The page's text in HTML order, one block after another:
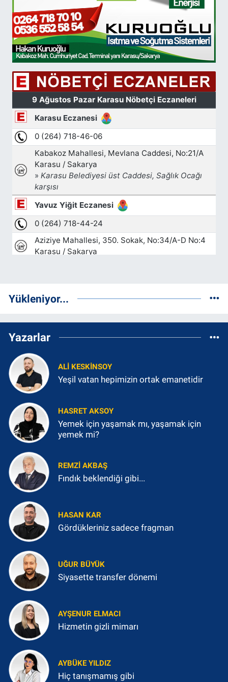
Yükleniyor...
Yazarlar
ALI KESKINSOY
Yeşil vatan hepimizin ortak emanetidir
HASRET AKSOY
Yemek için yaşamak mı, yaşamak için
yemek mi?
REMZI AKBAŞ
Fındık beklendiği gibi...
HASAN KAR
Gördükleriniz sadece fragman
UĞUR BÜYÜK
Siyasette transfer dönemi
AYŞENUR ELMACI
Hizmetin gizli mimarı
AYBÜKE YILDIZ
Hiç tanışmamış gibi